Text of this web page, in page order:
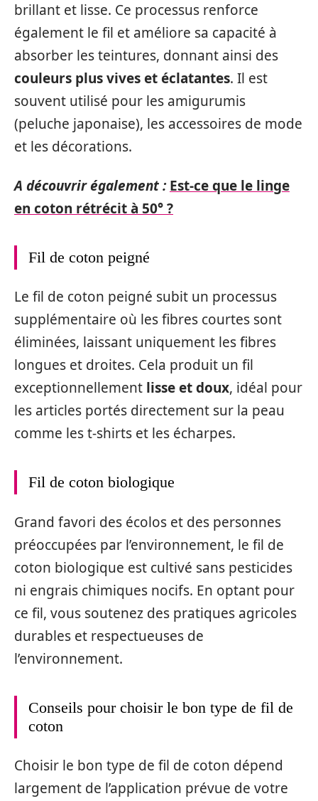
brillant et lisse. Ce processus renforce
également le fil et améliore sa capacité à
absorber les teintures, donnant ainsi des
couleurs plus vives et éclatantes. Il est
souvent utilisé pour les amigurumis
(peluche japonaise), les accessoires de mode
et les décorations.
A découvrir également : Est-ce que le linge
en coton rétrécit à 50° ?
Fil de coton peigné
Le fil de coton peigné subit un processus
supplémentaire où les fibres courtes sont
éliminées, laissant uniquement les fibres
longues et droites. Cela produit un fil
exceptionnellement lisse et doux, idéal pour
les articles portés directement sur la peau
comme les t-shirts et les écharpes.
Fil de coton biologique
Grand favori des écolos et des personnes
préoccupées par l’environnement, le fil de
coton biologique est cultivé sans pesticides
ni engrais chimiques nocifs. En optant pour
ce fil, vous soutenez des pratiques agricoles
durables et respectueuses de
l’environnement.
Conseils pour choisir le bon type de fil de
coton
Choisir le bon type de fil de coton dépend
largement de l’application prévue de votre